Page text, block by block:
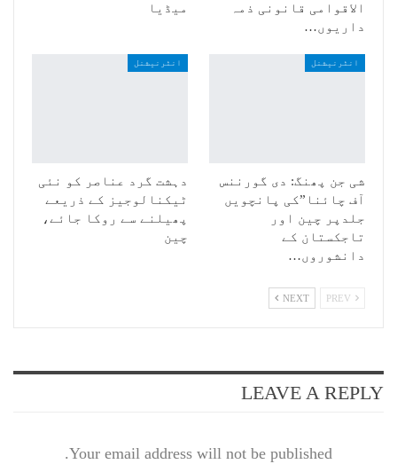
الاقوامی قانونی ذمہ
داریوں…
میڈیا
انٹرنیشنل
شی جن پھنگ: دی گورننس
آف چائنا”کی پانچویں
جلدپر چین اور
تاجکستان کے
دانشوروں…
انٹرنیشنل
دہشت گرد عناصر کو نئی
ٹیکنالوجیز کے ذریعے
پھیلنے سے روکا جائے،
چین
NEXT
LEAVE A REPLY
Your email address will not be published.